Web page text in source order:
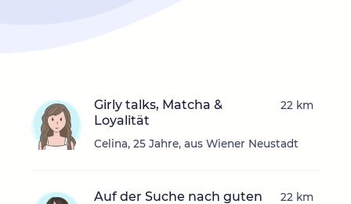
Girly talks, Matcha &
Loyalität
Celina, 25 Jahre, aus Wiener Neustadt
22 km
Auf der Suche nach guten
22 km